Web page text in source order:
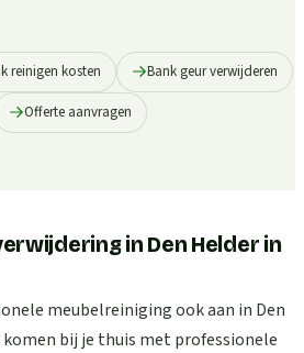
reinigen kosten Bank geur verwijderen
Offerte aanvragen
in Den Helder in
meubelreiniging ook aan in Den
komen bij je thuis met professionele